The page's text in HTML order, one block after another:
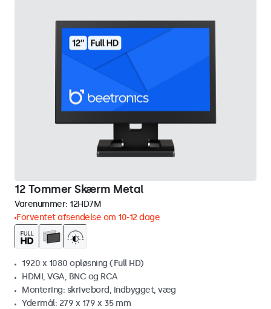
12 Tommer Skærm Metal
Varenummer: 12HD7M
Forventet afsendelse om 10-12 dage
1920 x 1080 opløsning (Full HD)
HDMI, VGA, BNC og RCA
Montering: skrivebord, indbygget, væg
Ydermål: 279 x 179 x 35 mm